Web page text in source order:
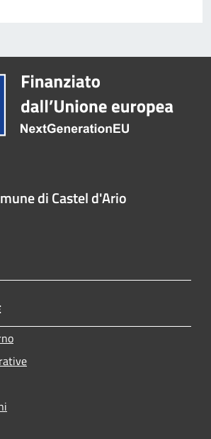
di Castel d'Ario